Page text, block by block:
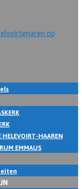
HAAREN
EMMAUS